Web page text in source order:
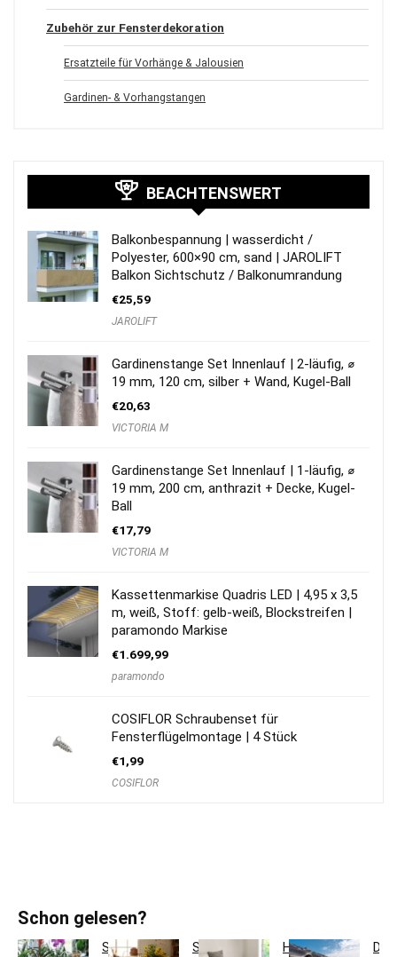
Zubehör zur Fensterdekoration
Ersatzteile für Vorhänge & Jalousien
Gardinen- & Vorhangstangen
BEACHTENSWERT
Balkonbespannung | wasserdicht /
Polyester, 600×90 cm, sand | JAROLIFT
Balkon Sichtschutz / Balkonumrandung
€25,59
JAROLIFT
Gardinenstange Set Innenlauf | 2-läufig, ⌀
19 mm, 120 cm, silber + Wand, Kugel-Ball
€20,63
VICTORIA M
Gardinenstange Set Innenlauf | 1-läufig, ⌀
19 mm, 200 cm, anthrazit + Decke, Kugel-
Ball
€17,79
VICTORIA M
Kassettenmarkise Quadris LED | 4,95 x 3,5
m, weiß, Stoff: gelb-weiß, Blockstreifen |
paramondo Markise
€1.699,99
paramondo
COSIFLOR Schraubenset für
Fensterflügelmontage | 4 Stück
€1,99
COSIFLOR
Schon gelesen?
So
So
Hotelbettwäsche